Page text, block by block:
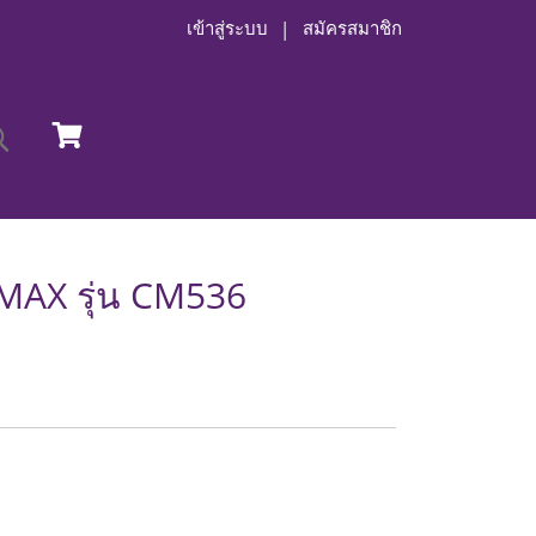
เข้าสู่ระบบ สมัครสมาชิก
รุ่น CM536